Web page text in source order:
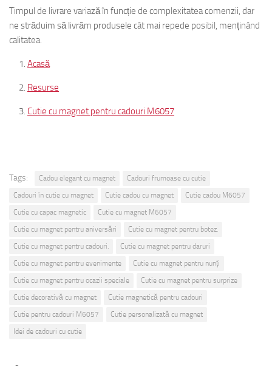
Timpul de livrare variază în funcție de complexitatea comenzii, dar
ne străduim să livrăm produsele cât mai repede posibil, menținând
calitatea.
Acasă
Resurse
Cutie cu magnet pentru cadouri M6057
Tags: Cadou elegant cu magnet
Cadouri frumoase cu cutie
Cadouri în cutie cu magnet
Cutie cadou cu magnet
Cutie cadou M6057
Cutie cu capac magnetic
Cutie cu magnet M6057
Cutie cu magnet pentru aniversări
Cutie cu magnet pentru botez.
Cutie cu magnet pentru cadouri.
Cutie cu magnet pentru daruri
Cutie cu magnet pentru evenimente
Cutie cu magnet pentru nunți
Cutie cu magnet pentru ocazii speciale
Cutie cu magnet pentru surprize
Cutie decorativă cu magnet
Cutie magnetică pentru cadouri
Cutie pentru cadouri M6057
Cutie personalizată cu magnet
Idei de cadouri cu cutie